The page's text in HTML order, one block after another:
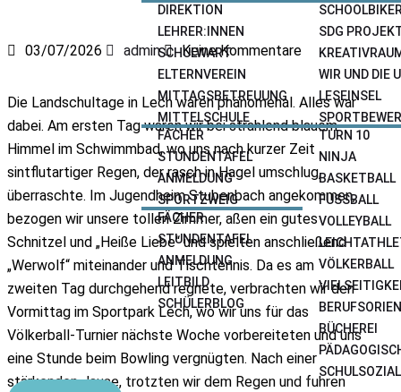
DIREKTION
LEHRER:INNEN
SCHULWART
ELTERNVEREIN
MITTAGSBETREUUNG
MITTELSCHULE
FÄCHER
STUNDENTAFEL
ANMELDUNG
SPORTZWEIG
FÄCHER
STUNDENTAFEL
ANMELDUNG
LEITBILD
SCHÜLERBLOG
SDG
WIR UND DIE
LESEINSEL
TURN 10
NINJA
BASKETBALL
FUSSBALL
VOLLEYBALL
VÖLKERBALL
BÜCHEREI
03/07/2026 admin Keine Kommentare
Die Landschultage in Lech waren phänomenal. Alles war
dabei. Am ersten Tag waren wir bei strahlend blauem
Himmel im Schwimmbad, wo uns nach kurzer Zeit
sintflutartiger Regen, der rasch in Hagel umschlug,
überraschte. Im Jugendheim Stubenbach angekommen,
bezogen wir unsere tollen Zimmer, aßen ein gutes
Schnitzel und „Heiße Liebe“ und spielten anschließend
„Werwolf“ miteinander und Tischtennis. Da es am
zweiten Tag durchgehend regnete, verbrachten wir den
Vormittag im Sportpark Lech, wo wir uns für das
Völkerball-Turnier nächste Woche vorbereiteten und uns
eine Stunde beim Bowling vergnügten. Nach einer
stärkenden Jause, trotzten wir dem Regen und fuhren